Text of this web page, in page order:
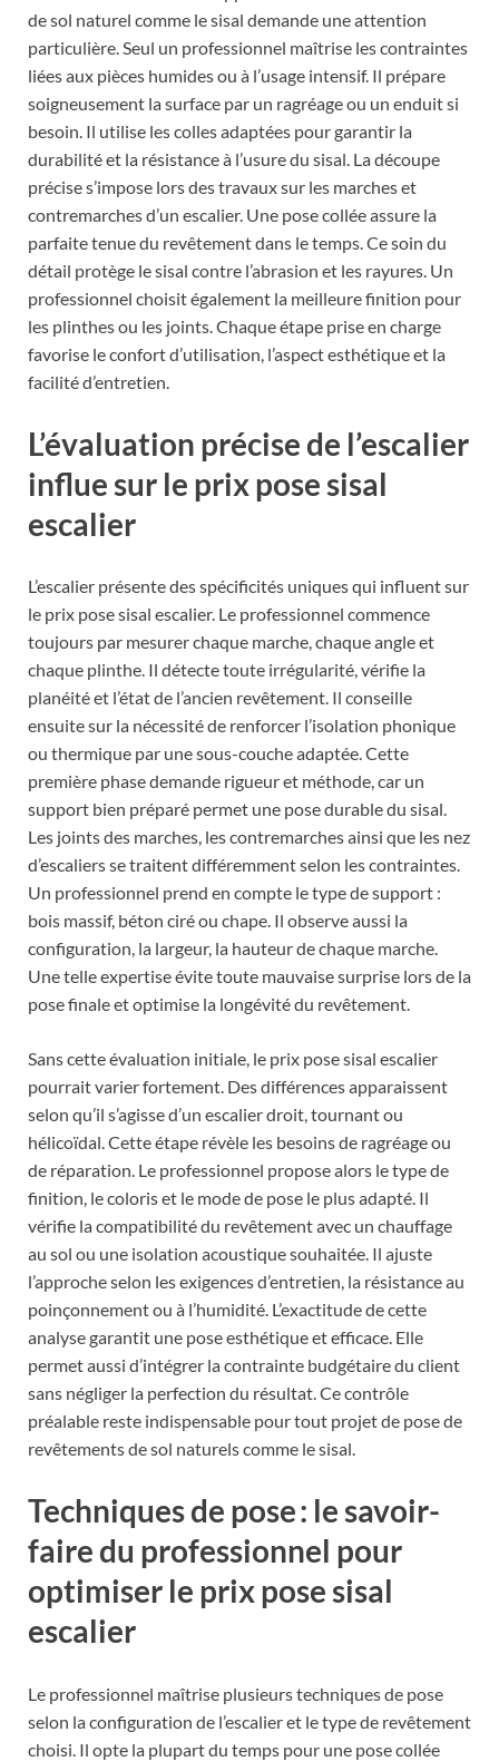
de sol naturel comme le sisal demande une attention
particulière. Seul un professionnel maîtrise les contraintes
liées aux pièces humides ou à l’usage intensif. Il prépare
soigneusement la surface par un ragréage ou un enduit si
besoin. Il utilise les colles adaptées pour garantir la
durabilité et la résistance à l’usure du sisal. La découpe
précise s’impose lors des travaux sur les marches et
contremarches d’un escalier. Une pose collée assure la
parfaite tenue du revêtement dans le temps. Ce soin du
détail protège le sisal contre l’abrasion et les rayures. Un
professionnel choisit également la meilleure finition pour
les plinthes ou les joints. Chaque étape prise en charge
favorise le confort d’utilisation, l’aspect esthétique et la
facilité d’entretien.
L’évaluation précise de l’escalier
influe sur le prix pose sisal
escalier
L’escalier présente des spécificités uniques qui influent sur
le prix pose sisal escalier. Le professionnel commence
toujours par mesurer chaque marche, chaque angle et
chaque plinthe. Il détecte toute irrégularité, vérifie la
planéité et l’état de l’ancien revêtement. Il conseille
ensuite sur la nécessité de renforcer l’isolation phonique
ou thermique par une sous-couche adaptée. Cette
première phase demande rigueur et méthode, car un
support bien préparé permet une pose durable du sisal.
Les joints des marches, les contremarches ainsi que les nez
d’escaliers se traitent différemment selon les contraintes.
Un professionnel prend en compte le type de support :
bois massif, béton ciré ou chape. Il observe aussi la
configuration, la largeur, la hauteur de chaque marche.
Une telle expertise évite toute mauvaise surprise lors de la
pose finale et optimise la longévité du revêtement.
Sans cette évaluation initiale, le prix pose sisal escalier
pourrait varier fortement. Des différences apparaissent
selon qu’il s’agisse d’un escalier droit, tournant ou
hélicoïdal. Cette étape révèle les besoins de ragréage ou
de réparation. Le professionnel propose alors le type de
finition, le coloris et le mode de pose le plus adapté. Il
vérifie la compatibilité du revêtement avec un chauffage
au sol ou une isolation acoustique souhaitée. Il ajuste
l’approche selon les exigences d’entretien, la résistance au
poinçonnement ou à l’humidité. L’exactitude de cette
analyse garantit une pose esthétique et efficace. Elle
permet aussi d’intégrer la contrainte budgétaire du client
sans négliger la perfection du résultat. Ce contrôle
préalable reste indispensable pour tout projet de pose de
revêtements de sol naturels comme le sisal.
Techniques de pose : le savoir-
faire du professionnel pour
optimiser le prix pose sisal
escalier
Le professionnel maîtrise plusieurs techniques de pose
selon la configuration de l’escalier et le type de revêtement
choisi. Il opte la plupart du temps pour une pose collée